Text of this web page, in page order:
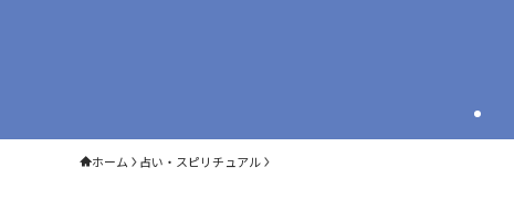
ホーム 占い・スピリチュアル